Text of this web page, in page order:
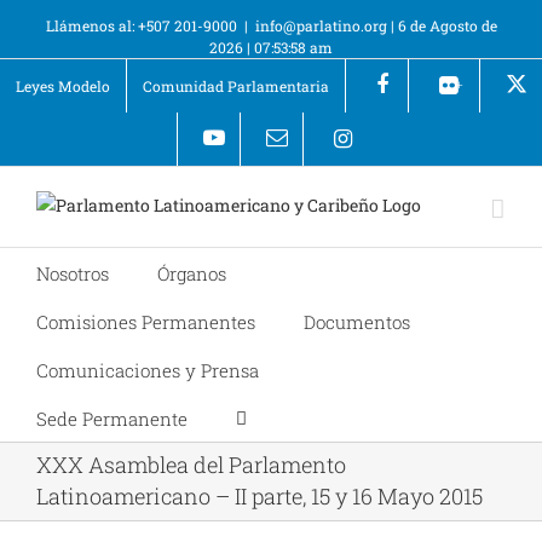
Llámenos al: +507 201-9000 | info@parlatino.org| 6 de Agosto de
2026| 07:53:58 am
Leyes Modelo
Comunidad Parlamentaria +
Nosotros
Órganos
Comisiones Permanentes
Documentos
Comunicaciones y Prensa
Sede Permanente
XXX Asamblea del Parlamento
Latinoamericano – II parte, 15 y 16 Mayo 2015